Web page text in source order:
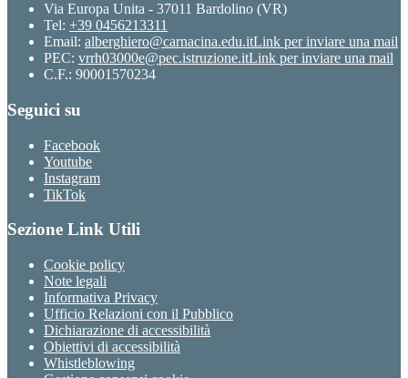
Via Europa Unita - 37011 Bardolino (VR)
Tel: +39 0456213311
Email: alberghiero@carnacina.edu.itLink per inviare una mail
PEC: vrrh03000e@pec.istruzione.itLink per inviare una mail
C.F.: 90001570234
Seguici su
Facebook
Youtube
Instagram
TikTok
Sezione Link Utili
Cookie policy
Note legali
Informativa Privacy
Ufficio Relazioni con il Pubblico
Dichiarazione di accessibilità
Obiettivi di accessibilità
Whistleblowing